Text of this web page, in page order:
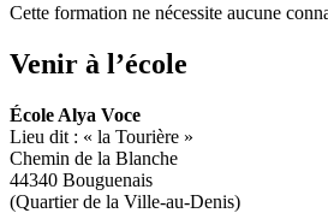
Cette formation ne nécessite aucune
Venir à l’école
École Alya Voce
Lieu dit : « la Tourière »
Chemin de la Blanche
44340 Bouguenais
(Quartier de la Ville-au-Denis)